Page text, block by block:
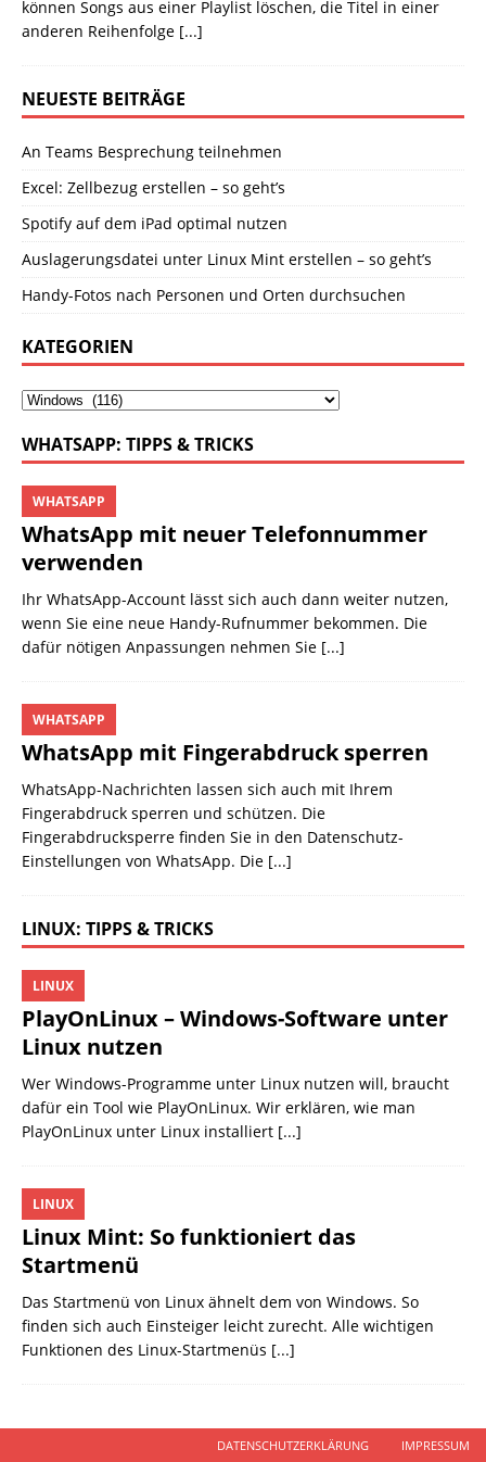
können Songs aus einer Playlist löschen, die Titel in einer
anderen Reihenfolge [...]
NEUESTE BEITRÄGE
An Teams Besprechung teilnehmen
Excel: Zellbezug erstellen – so geht’s
Spotify auf dem iPad optimal nutzen
Auslagerungsdatei unter Linux Mint erstellen – so geht’s
Handy-Fotos nach Personen und Orten durchsuchen
KATEGORIEN
WHATSAPP: TIPPS & TRICKS
WhatsApp mit neuer Telefonnummer
verwenden
WHATSAPP
Ihr WhatsApp-Account lässt sich auch dann weiter nutzen,
wenn Sie eine neue Handy-Rufnummer bekommen. Die
dafür nötigen Anpassungen nehmen Sie [...]
WhatsApp mit Fingerabdruck sperren
WHATSAPP
WhatsApp-Nachrichten lassen sich auch mit Ihrem
Fingerabdruck sperren und schützen. Die
Fingerabdrucksperre finden Sie in den Datenschutz-
Einstellungen von WhatsApp. Die [...]
LINUX: TIPPS & TRICKS
PlayOnLinux – Windows-Software unter
Linux nutzen
LINUX
Wer Windows-Programme unter Linux nutzen will, braucht
dafür ein Tool wie PlayOnLinux. Wir erklären, wie man
PlayOnLinux unter Linux installiert [...]
Linux Mint: So funktioniert das
Startmenü
LINUX
Das Startmenü von Linux ähnelt dem von Windows. So
finden sich auch Einsteiger leicht zurecht. Alle wichtigen
Funktionen des Linux-Startmenüs [...]
DATENSCHUTZERKLÄRUNG IMPRESSUM